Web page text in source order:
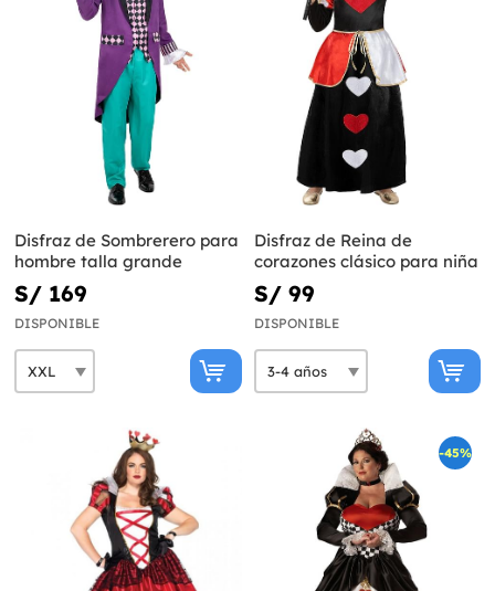
Disfraz de Sombrerero para
hombre talla grande
S/ 169
DISPONIBLE
Disfraz de Reina de
corazones clásico para niña
S/ 99
DISPONIBLE
-45%